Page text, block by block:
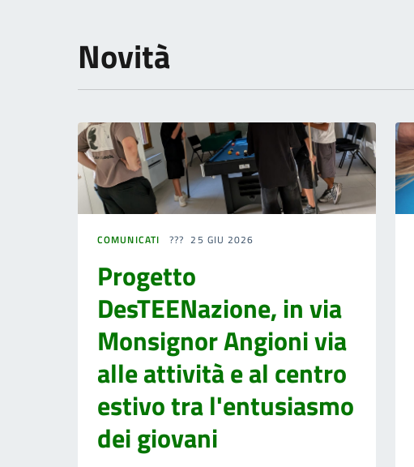
Novità
COMUNICATI 25 GIU 2026
Progetto
DesTEENazione, in via
Monsignor Angioni via
alle attività e al centro
estivo tra l'entusiasmo
dei giovani